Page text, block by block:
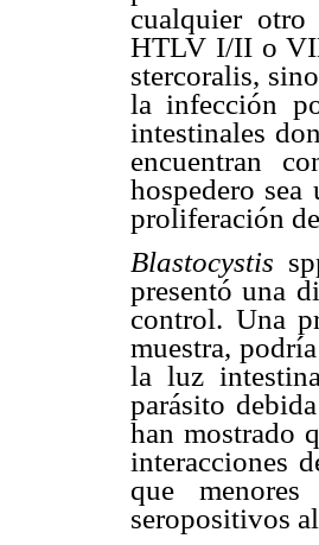
cualquier
HTLV I/II o
stercoralis,
la infección
intestinales
encuentran
hospedero
proliferación
Blastocystis
presentó una
control. Una
muestra,
la luz
parásito
han mostrado
interacciones
que
seropositivos